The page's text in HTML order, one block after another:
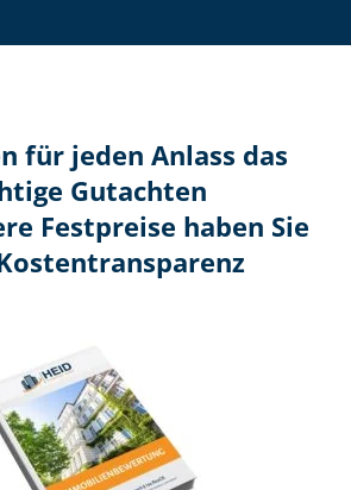
für jeden Anlass das
Gutachten
Festpreise haben Sie